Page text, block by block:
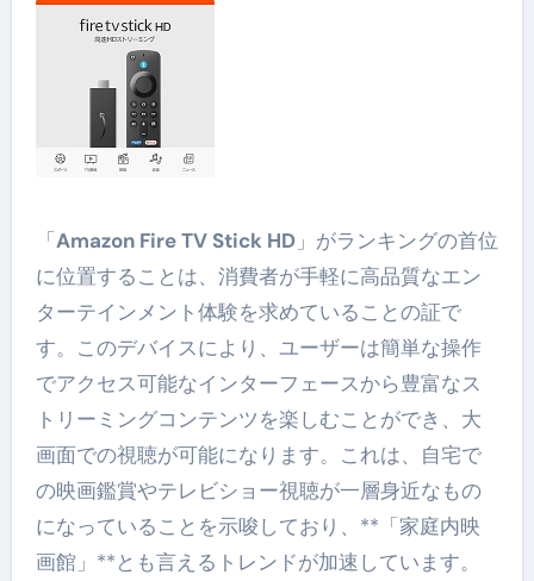
「Amazon Fire TV Stick HD」がランキングの首位
に位置することは、消費者が手軽に高品質なエン
ターテインメント体験を求めていることの証で
す。このデバイスにより、ユーザーは簡単な操作
でアクセス可能なインターフェースから豊富なス
トリーミングコンテンツを楽しむことができ、大
画面での視聴が可能になります。これは、自宅で
の映画鑑賞やテレビショー視聴が一層身近なもの
になっていることを示唆しており、**「家庭内映
画館」**とも言えるトレンドが加速しています。